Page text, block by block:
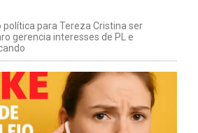
para Tereza Cristina ser
gerencia interesses de PL e